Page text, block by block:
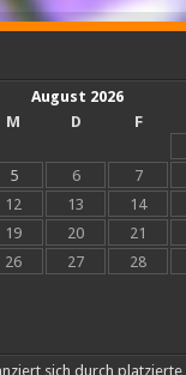
August 2026
M D F
5 6 7
12 13 14
19 20 21
26 27 28
sich durch